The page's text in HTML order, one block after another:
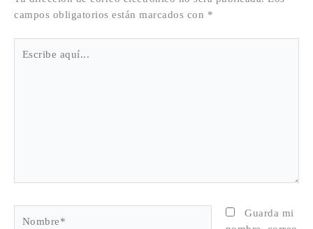
campos obligatorios están marcados con *
aquí...
Guarda mi